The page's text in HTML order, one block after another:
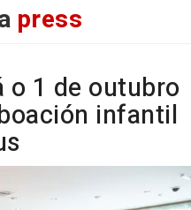
press
o 1 de outubro
infantil